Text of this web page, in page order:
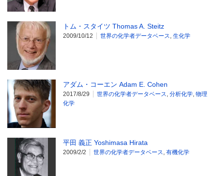
トム・スタイツ Thomas A. Steitz
2009/10/12 世界の化学者データベース, 生化学
アダム・コーエン Adam E. Cohen
2017/8/29 世界の化学者データベース, 分析化学, 物理
化学
平田 義正 Yoshimasa Hirata
2009/2/2 世界の化学者データベース, 有機化学